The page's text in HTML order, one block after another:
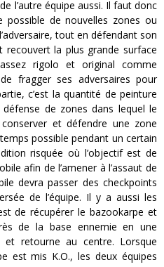
l’autre équipe aussi. Il faut donc
possible de nouvelles zones ou
tout en défendant son
recouvert la plus grande surface
rigolo et original comme
fragger ses adversaires pour
c’est la quantité de peinture
de zones dans lequel le
et défendre une zone
possible pendant un certain
risquée où l’objectif est de
afin de l’amener à l’assaut de
devra passer des checkpoints
de l’équipe. Il y a aussi les
de récupérer le bazookarpe et
de la base ennemie en une
et retourne au centre. Lorsque
est mis K.O., les deux équipes